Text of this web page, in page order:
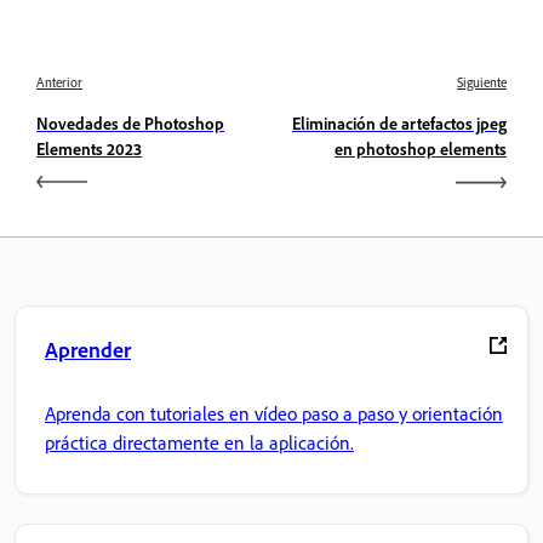
Anterior
Novedades de Photoshop
Elements 2023
Siguiente
Eliminación de artefactos jpeg
en photoshop elements
Aprender
Aprenda con tutoriales en vídeo paso a paso y orientación
práctica directamente en la aplicación.